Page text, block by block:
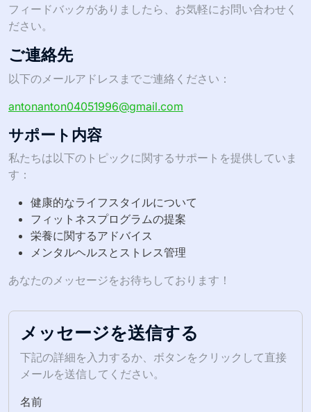
フィードバックがありましたら、お気軽にお問い合わせく
ださい。
ご連絡先
以下のメールアドレスまでご連絡ください：
antonanton04051996@gmail.com
サポート内容
私たちは以下のトピックに関するサポートを提供していま
す：
健康的なライフスタイルについて
フィットネスプログラムの提案
栄養に関するアドバイス
メンタルヘルスとストレス管理
あなたのメッセージをお待ちしております！
メッセージを送信する
下記の詳細を入力するか、ボタンをクリックして直接
メールを送信してください。
名前